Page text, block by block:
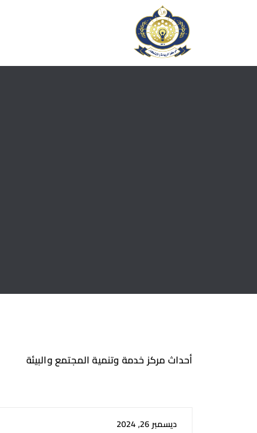
أحداث مركز خدمة وتنمية المجتمع والبيئة
ديسمبر 26, 2024